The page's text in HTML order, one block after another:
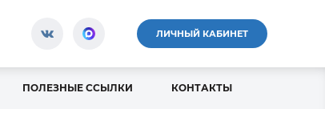
ЛИЧНЫЙ КАБИНЕТ
ПОЛЕЗНЫЕ ССЫЛКИ КОНТАКТЫ